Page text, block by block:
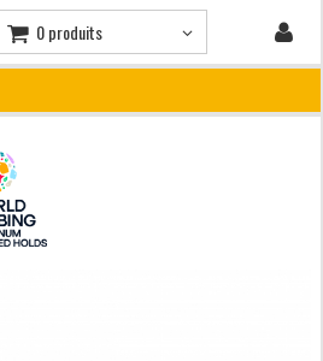
0 produits